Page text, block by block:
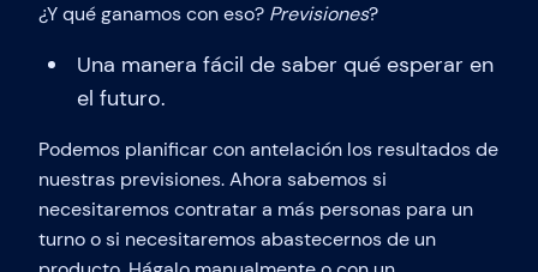
¿Y qué ganamos con eso? Previsiones?
Una manera fácil de saber qué esperar en
el futuro.
Podemos planificar con antelación los resultados de
nuestras previsiones. Ahora sabemos si
necesitaremos contratar a más personas para un
turno o si necesitaremos abastecernos de un